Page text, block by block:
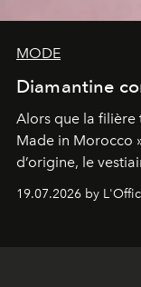
MODE
Diamantine
Alors que la filière
Made in Morocco
d’origine, le
révise les
19.07.2026 by